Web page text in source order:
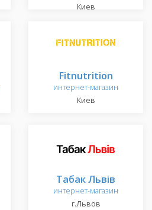
Киев
Fitnutrition
интернет-магазин
Киев
Табак Львів
интернет-магазин
г.Львов